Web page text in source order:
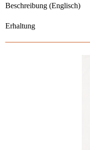
Beschreibung (Englisch)
Erhaltung